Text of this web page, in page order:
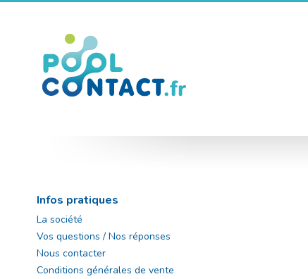
Infos pratiques
La société
Vos questions / Nos réponses
Nous contacter
Conditions générales de vente